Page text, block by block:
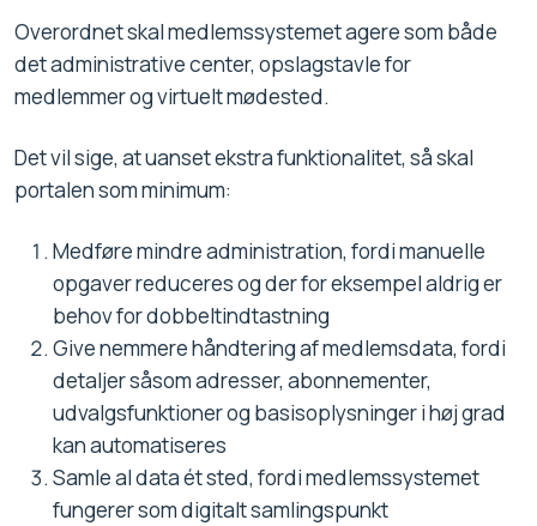
Overordnet skal medlemssystemet agere som både
det administrative center, opslagstavle for
medlemmer og virtuelt mødested.
Det vil sige, at uanset ekstra funktionalitet, så skal
portalen som minimum:
Medføre mindre administration, fordi manuelle
opgaver reduceres og der for eksempel aldrig er
behov for dobbeltindtastning
Give nemmere håndtering af medlemsdata, fordi
detaljer såsom adresser, abonnementer,
udvalgsfunktioner og basisoplysninger i høj grad
kan automatiseres
Samle al data ét sted, fordi medlemssystemet
fungerer som digitalt samlingspunkt